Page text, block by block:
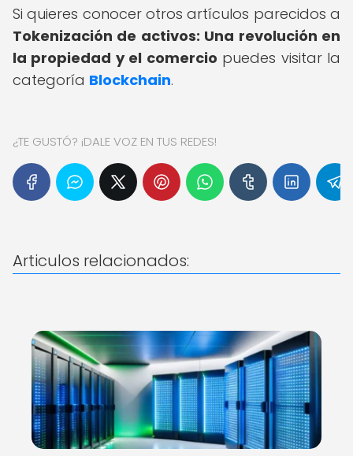
Si quieres conocer otros artículos parecidos a
Tokenización de activos: Una revolución en
la propiedad y el comercio puedes visitar la
categoría Blockchain.
¿TE GUSTÓ? ¡DALE VOZ EN TUS REDES!
Articulos relacionados: